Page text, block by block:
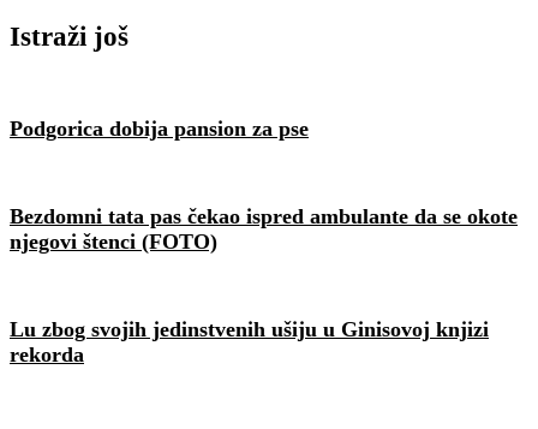
Istraži još
Podgorica dobija pansion za pse
Bezdomni tata pas čekao ispred ambulante da se okote
njegovi štenci (FOTO)
Lu zbog svojih jedinstvenih ušiju u Ginisovoj knjizi
rekorda